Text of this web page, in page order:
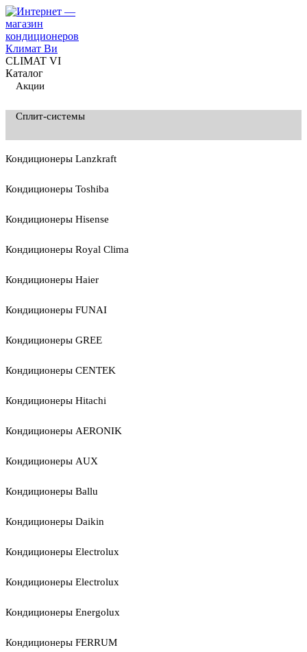
CLIMAT VI
Каталог
Акции
Сплит-системы
Кондиционеры Lanzkraft
Кондиционеры Toshiba
Кондиционеры Hisense
Кондиционеры Royal Clima
Кондиционеры Haier
Кондиционеры FUNAI
Кондиционеры GREE
Кондиционеры CENTEK
Кондиционеры Hitachi
Кондиционеры AERONIK
Кондиционеры AUX
Кондиционеры Ballu
Кондиционеры Daikin
Кондиционеры Electrolux
Кондиционеры Electrolux
Кондиционеры Energolux
Кондиционеры FERRUM